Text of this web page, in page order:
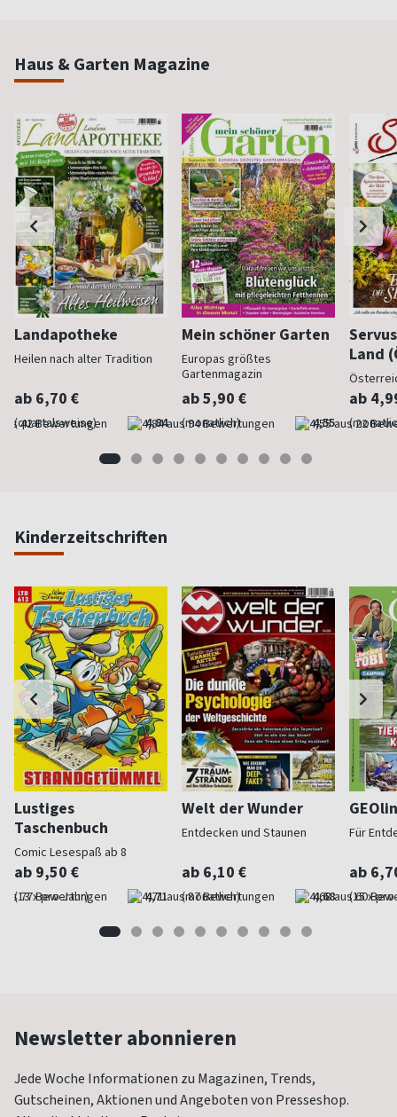
Haus & Garten Magazine
Landapotheke
Heilen nach alter Tradition
ab 6,70 €
(quartalsweise) 4,84
Mein schöner Garten
Europas größtes
Gartenmagazin
ab 5,90 €
(monatlich) 4,55
Land
ab
Kinderzeitschriften
Lustiges
Taschenbuch
Comic Lesespaß ab 8
ab 9,50 €
(13 x pro Jahr) 4,71
Welt der Wunder
Entdecken und Staunen
ab 6,10 €
(monatlich) 4,68
Für
ab
(15 x
Newsletter abonnieren
Jede Woche Informationen zu Magazinen, Trends,
Gutscheinen, Aktionen und Angeboten von Presseshop.